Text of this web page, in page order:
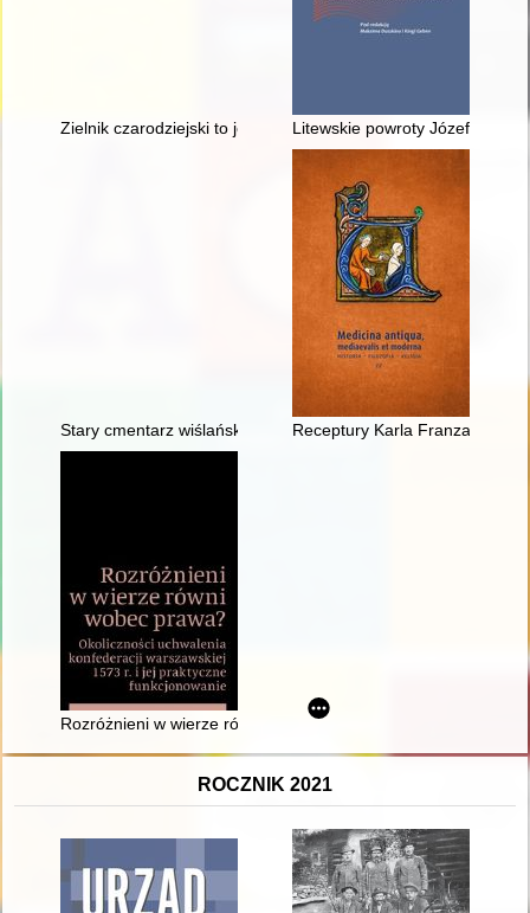
Zielnik czarodziejski to jest Zbiór przesądów o roślinach
Litewskie powroty Józefa
Stary cmentarz wiślański. T. 2, Receptury Karla Franza
Rozróżnieni w wierze równi wobec prawa? : okoliczności
ROCZNIK 2021